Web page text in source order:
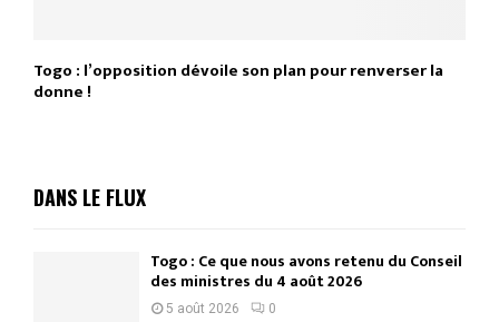
Togo : l’opposition dévoile son plan pour renverser la
donne !
DANS LE FLUX
Togo : Ce que nous avons retenu du Conseil
des ministres du 4 août 2026
5 août 2026 0